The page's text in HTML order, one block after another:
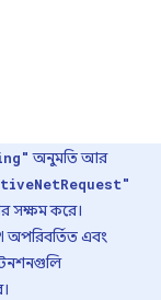
অনুমতি আর
সক্ষম করে।
অপরিবর্তিত এবং